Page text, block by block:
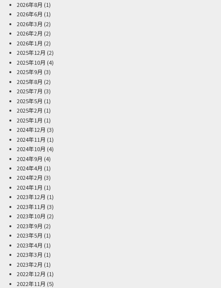
2026年8月 (1)
2026年6月 (1)
2026年3月 (2)
2026年2月 (2)
2026年1月 (2)
2025年12月 (2)
2025年10月 (4)
2025年9月 (3)
2025年8月 (2)
2025年7月 (3)
2025年5月 (1)
2025年2月 (1)
2025年1月 (1)
2024年12月 (3)
2024年11月 (1)
2024年10月 (4)
2024年9月 (4)
2024年4月 (1)
2024年2月 (3)
2024年1月 (1)
2023年12月 (1)
2023年11月 (3)
2023年10月 (2)
2023年9月 (2)
2023年5月 (1)
2023年4月 (1)
2023年3月 (1)
2023年2月 (1)
2022年12月 (1)
2022年11月 (5)